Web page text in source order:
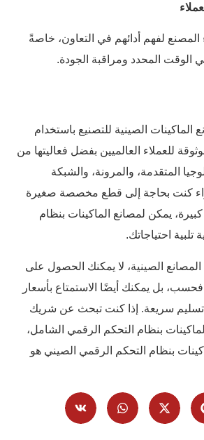
لفهم أدائهم في التعاون، خاصةً
الوقت المحدد ومراقبة الجودة.
الصينية للتصنيع باستخدام
للعملاء العالميين بفضل فعاليتها من
المتقدمة، والمرونة، والشبكة
كنت بحاجة إلى قطع مخصصة صغيرة
يمكن لمصانع الماكينات بنظام
احتياجاتك.
الصينية، لا يمكنك الحصول على
بل يمكنك أيضًا الاستمتاع بأسعار
سريعة. إذا كنت تبحث عن شريك
بنظام التحكم الرقمي الشامل،
بنظام التحكم الرقمي الصيني هو